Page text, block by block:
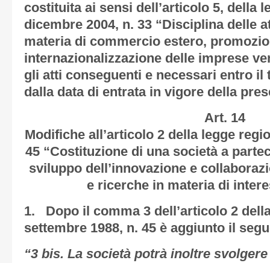
costituita ai sensi dell’articolo 5, della
dicembre 2004, n. 33 “Disciplina delle
materia di commercio estero,
internazionalizzazione delle imprese
gli atti conseguenti e necessari entro
dalla data di entrata in vigore della
Art. 14
Modifiche all’articolo 2 della legge
45 “Costituzione di una società a
sviluppo dell’innovazione e
e ricerche in materia di
1. Dopo il comma 3 dell’articolo 2
settembre 1988, n. 45 è aggiunto il
“3 bis. La società potrà inoltre